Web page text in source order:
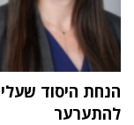
הנחת היסוד
להתערער